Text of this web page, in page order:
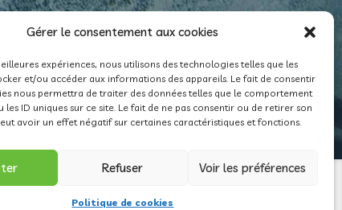
Gérer le consentement aux cookies
expériences, nous utilisons des technologies telles que les
et/ou accéder aux informations des appareils. Le fait de consentir
nous permettra de traiter des données telles que le comportement
les ID uniques sur ce site. Le fait de ne pas consentir ou de retirer son
avoir un effet négatif sur certaines caractéristiques et fonctions.
Refuser Voir les préférences
Politique de cookies
0000 1800 0529 8